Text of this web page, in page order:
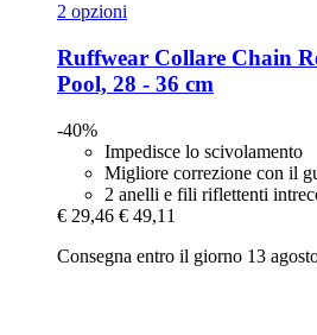
2 opzioni
Ruffwear Collare Chain
Pool, 28 -​ 36 cm
-40%
Impedisce lo scivolamento
Migliore correzione con il
2 anelli e fili riflettenti
€ 29,46 € 49,11
Consegna entro il giorno 13